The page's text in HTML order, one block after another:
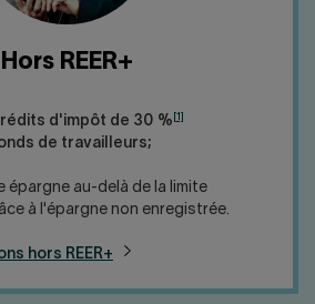
Hors REER+
d'impôt de 30 %
de travailleurs;
épargne au-delà de la limite
à l'épargne non enregistrée.
hors REER+